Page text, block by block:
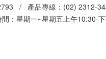
/ 產品專線：(02)
：星期一~星期五上午10:30-